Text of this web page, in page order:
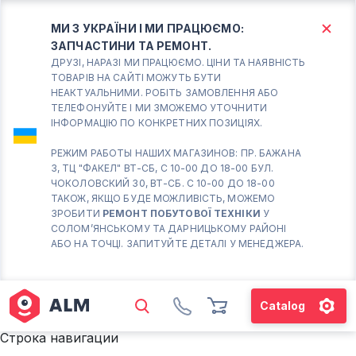
МИ З УКРАЇНИ І МИ ПРАЦЮЄМО:
ЗАПЧАСТИНИ ТА РЕМОНТ.
ДРУЗІ, НАРАЗІ МИ ПРАЦЮЄМО. ЦІНИ ТА НАЯВНІСТЬ
ТОВАРІВ НА САЙТІ МОЖУТЬ БУТИ
НЕАКТУАЛЬНИМИ. РОБІТЬ ЗАМОВЛЕННЯ АБО
ТЕЛЕФОНУЙТЕ І МИ ЗМОЖЕМО УТОЧНИТИ
ІНФОРМАЦІЮ ПО КОНКРЕТНИХ ПОЗИЦІЯХ.
РЕЖИМ РАБОТЫ НАШИХ МАГАЗИНОВ: ПР. БАЖАНА
3, ТЦ "ФАКЕЛ" ВТ-СБ, С 10-00 ДО 18-00 БУЛ.
ЧОКОЛОВСКИЙ 30, ВТ-СБ. С 10-00 ДО 18-00
ТАКОЖ, ЯКЩО БУДЕ МОЖЛИВІСТЬ, МОЖЕМО
ЗРОБИТИ РЕМОНТ ПОБУТОВОЇ ТЕХНІКИ У
СОЛОМ’ЯНСЬКОМУ ТА ДАРНИЦЬКОМУ РАЙОНІ
АБО НА ТОЧЦІ. ЗАПИТУЙТЕ ДЕТАЛІ У МЕНЕДЖЕРА.
Catalog
КИЇВ БОРИСПІЛЬ
Вт.- Сб.
10:00 - 18:00
Солом'янський район
працює ВТ-СБ с10-00 до
18-00
(098) 672 76 42
М. ХАРКІВСЬКА – ПРАЦЮЄ
ВТ-СБ С10-00 ДО 18-00
Строка навигации